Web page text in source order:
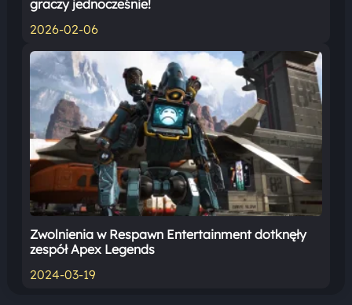
graczy jednocześnie!
2026-02-06
Zwolnienia w Respawn Entertainment dotknęły
zespół Apex Legends
2024-03-19